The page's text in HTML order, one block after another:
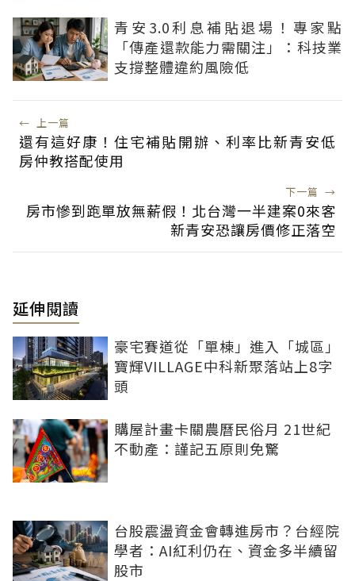
青安3.0利息補貼退場！專家點
「傳產還款能力需關注」：科技業
支撐整體違約風險低
← 上一篇
還有這好康！住宅補貼開辦、利率比新青安低
房仲教搭配使用
下一篇 →
房市慘到跑單放無薪假！北台灣一半建案0來客
新青安恐讓房價修正落空
延伸閱讀
豪宅賽道從「單棟」進入「城區」
寶輝VILLAGE中科新聚落站上8字
頭
購屋計畫卡關農曆民俗月 21世紀
不動產：謹記五原則免驚
台股震盪資金會轉進房市？台經院
學者：AI紅利仍在、資金多半續留
股市